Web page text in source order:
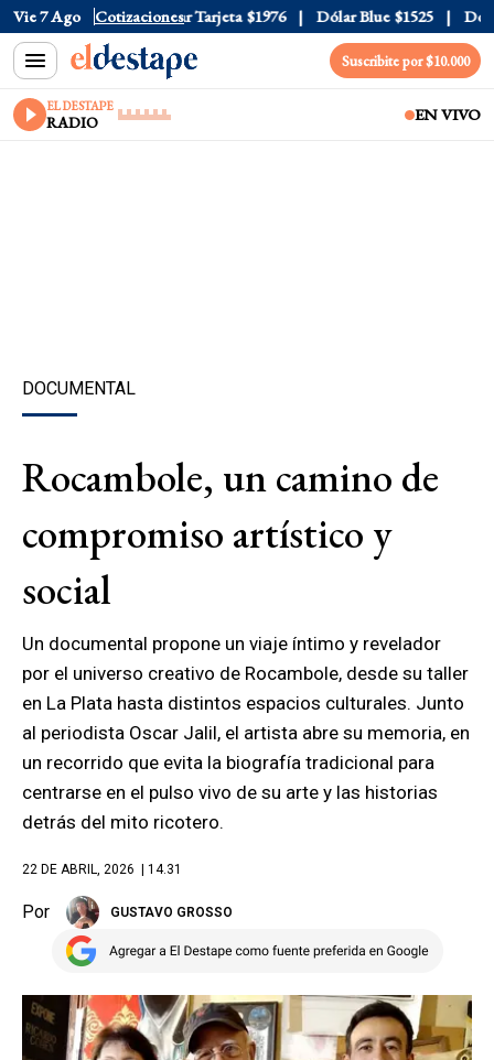
Vie 7 Ago Cotizaciones
$1520 Dólar Tarjeta $1976 Dólar Blue $1525 Dólar
Suscribite por $10.000
EL DESTAPE
RADIO EN VIVO
DOCUMENTAL
Rocambole, un camino de
compromiso artístico y
social
Un documental propone un viaje íntimo y revelador
por el universo creativo de Rocambole, desde su taller
en La Plata hasta distintos espacios culturales. Junto
al periodista Oscar Jalil, el artista abre su memoria, en
un recorrido que evita la biografía tradicional para
centrarse en el pulso vivo de su arte y las historias
detrás del mito ricotero.
22 DE ABRIL, 2026 | 14.31
Por GUSTAVO GROSSO